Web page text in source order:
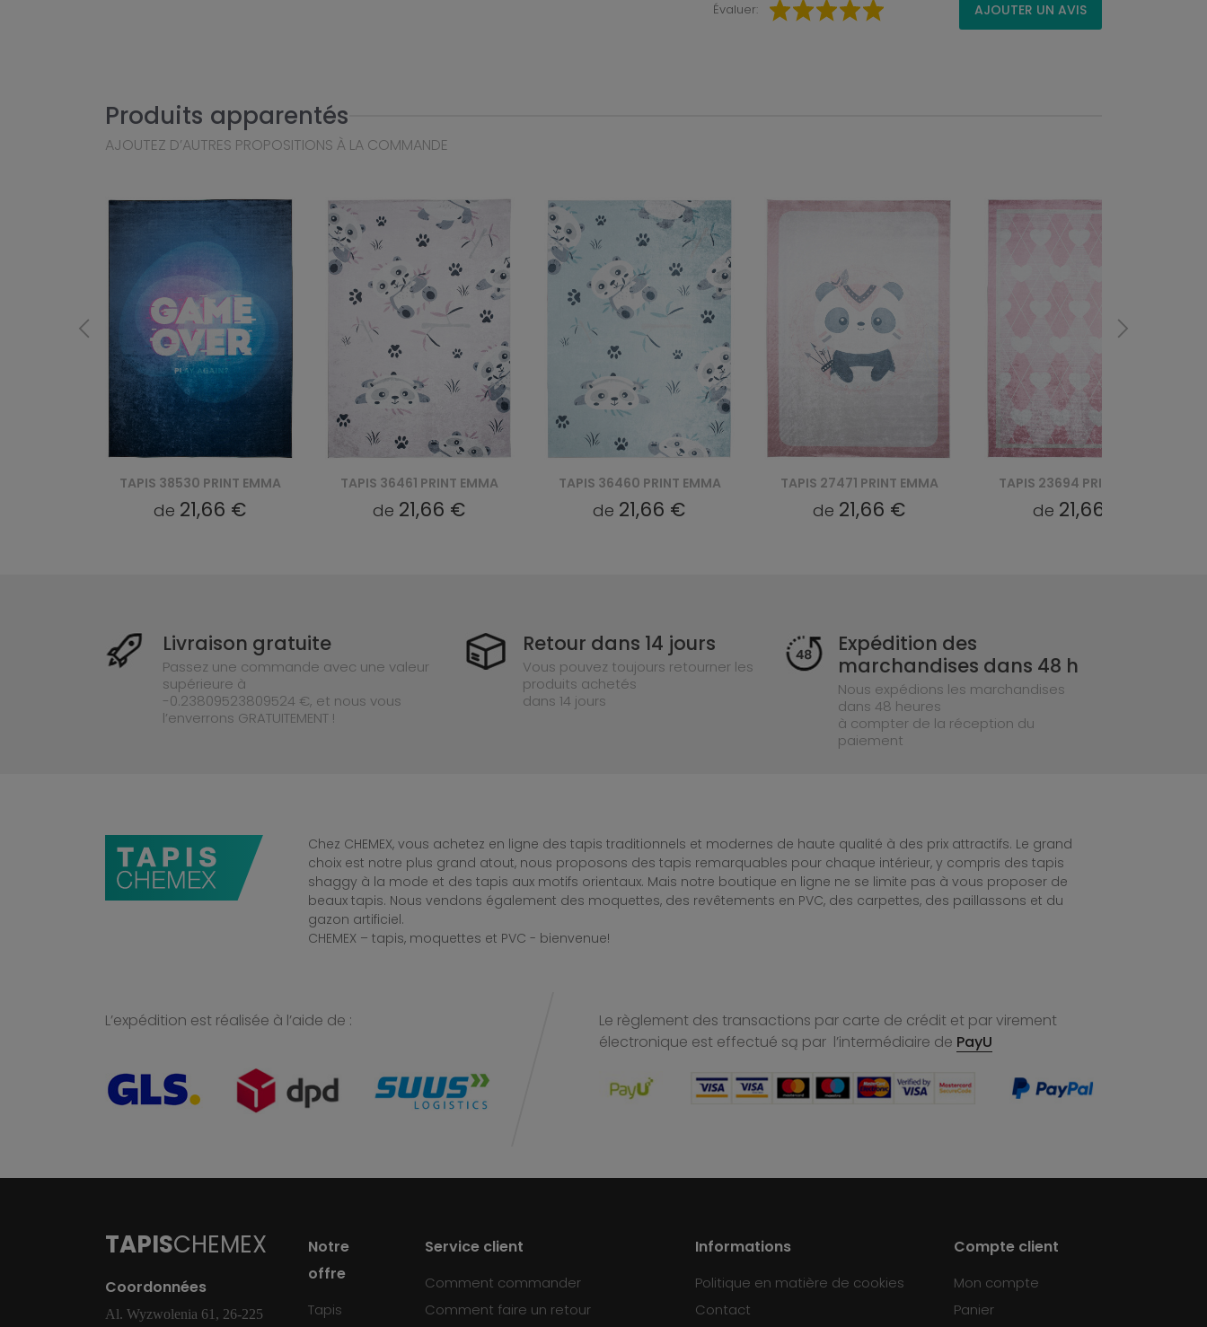
Évaluer: AJOUTER UN AVIS
Produits apparentés
AJOUTEZ D’AUTRES PROPOSITIONS À LA COMMANDE
TAPIS 36461 PRINT EMMA
de 21,66 €
TAPIS 36460 PRINT EMMA
de 21,66 €
TAPIS 27471 PRINT EMMA
de 21,66 €
TAPIS 23694 PRINT EMMA
de 21,66 €
TAPIS 23691 PRINT EMMA
de 21,66 €
Livraison gratuite
Passez une commande avec une valeur
supérieure à
-0.23809523809524 €, et nous vous
l’enverrons GRATUITEMENT !
Retour dans 14 jours
Vous pouvez toujours retourner les
produits achetés
dans 14 jours
Expédition des
marchandises dans 48 h
Nous expédions les marchandises
dans 48 heures
à compter de la réception du
paiement
Chez CHEMEX, vous achetez en ligne des tapis traditionnels et modernes de haute qualité à des prix attractifs. Le grand
choix est notre plus grand atout, nous proposons des tapis remarquables pour chaque intérieur, y compris des tapis
shaggy à la mode et des tapis aux motifs orientaux. Mais notre boutique en ligne ne se limite pas à vous proposer de
beaux tapis. Nous vendons également des moquettes, des revêtements en PVC, des carpettes, des paillassons et du
gazon artificiel.
CHEMEX – tapis, moquettes et PVC - bienvenue!
L’expédition est réalisée à l’aide de :
Le règlement des transactions par carte de crédit et par virement
électronique est effectué są par l’intermédiaire de PayU
TAPISCHEMEX
Coordonnées
Al. Wyzwolenia 61, 26-225
Notre
offre
Tapis
Service client
Comment commander
Comment faire un retour
Informations
Politique en matière de cookies
Contact
Compte client
Mon compte
Panier